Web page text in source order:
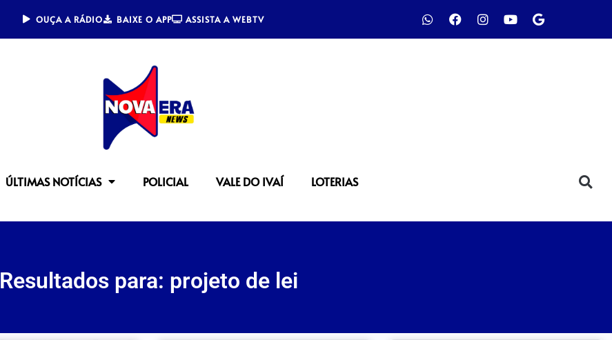
OUÇA A RÁDIO BAIXE O APP ASSISTA A WEBTV
ÚLTIMAS NOTÍCIAS POLICIAL VALE DO IVAÍ LOTERIAS
Resultados para: projeto de lei